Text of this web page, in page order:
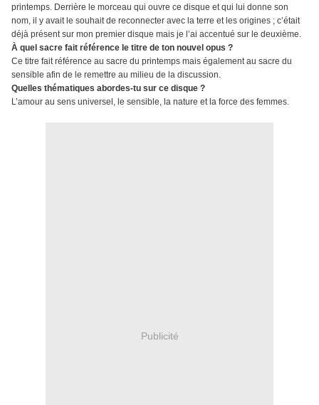
printemps. Derrière le morceau qui ouvre ce disque et qui lui donne son
nom, il y avait le souhait de reconnecter avec la terre et les origines ; c’était
déjà présent sur mon premier disque mais je l’ai accentué sur le deuxième.
À quel sacre fait référence le titre de ton nouvel opus ?
Ce titre fait référence au sacre du printemps mais également au sacre du
sensible afin de le remettre au milieu de la discussion.
Quelles thématiques abordes-tu sur ce disque ?
L’amour au sens universel, le sensible, la nature et la force des femmes.
Publicité